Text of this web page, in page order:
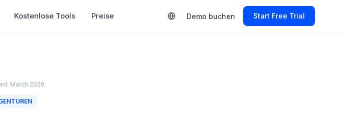
Kostenlose Tools Preise Demo buchen Start Free Trial
March 2026